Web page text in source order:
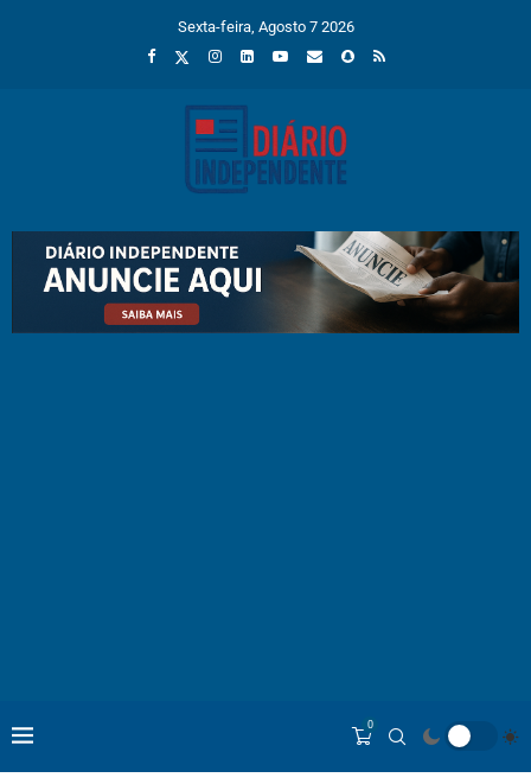
Sexta-feira, Agosto 7 2026
0